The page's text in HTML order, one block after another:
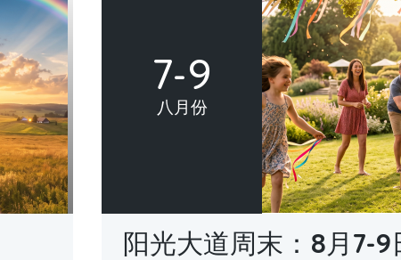
7-9
八月份
阳光大道周末：8月7-9